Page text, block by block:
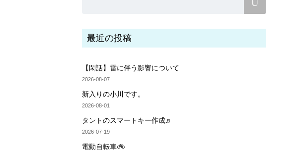
最近の投稿
【閑話】雷に伴う影響について
2026-08-07
新入りの小川です。
2026-08-01
タントのスマートキー作成♬
2026-07-19
電動自転車🚲